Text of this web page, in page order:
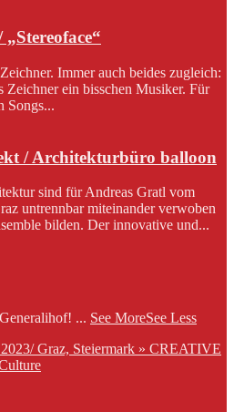
Immer auch beides zugleich:
ein bisschen Musiker. Für
Songs...
/ Architekturbüro balloon
sind für Andreas Gratl vom
untrennbar miteinander verwoben
bilden. Der innovative und...
... See MoreSee Less
Graz, Steiermark » CREATIVE